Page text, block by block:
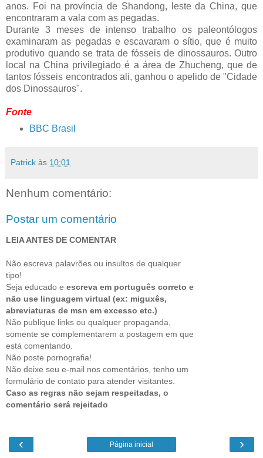
anos. Foi na província de Shandong, leste da China, que
encontraram a vala com as pegadas.
Durante 3 meses de intenso trabalho os paleontólogos
examinaram as pegadas e escavaram o sítio, que é muito
produtivo quando se trata de fósseis de dinossauros. Outro
local na China privilegiado é a área de Zhucheng, que de
tantos fósseis encontrados ali, ganhou o apelido de "Cidade
dos Dinossauros".
Fonte
BBC Brasil
Patrick às 10:01
Nenhum comentário:
Postar um comentário
LEIA ANTES DE COMENTAR
Não escreva palavrões ou insultos de qualquer
tipo!
Seja educado e escreva em português correto e
não use linguagem virtual (ex: miguxês,
abreviaturas de msn em excesso etc.)
Não publique links ou qualquer propaganda,
somente se complementarem a postagem em que
está comentando.
Não poste pornografia!
Não deixe seu e-mail nos comentários, tenho um
formulário de contato para atender visitantes.
Caso as regras não sejam respeitadas, o
comentário será rejeitado
‹ ›
Página inicial